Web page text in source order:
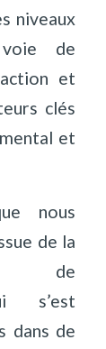
niveaux
de
et
clés
et
nous
de la
de
s’est
dans de